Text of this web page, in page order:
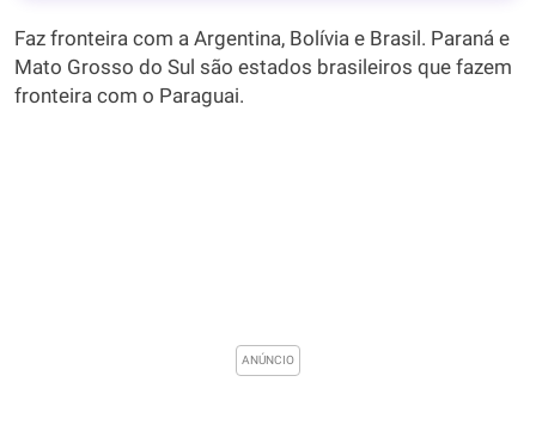
Faz fronteira com a Argentina, Bolívia e Brasil. Paraná e
Mato Grosso do Sul são estados brasileiros que fazem
fronteira com o Paraguai.